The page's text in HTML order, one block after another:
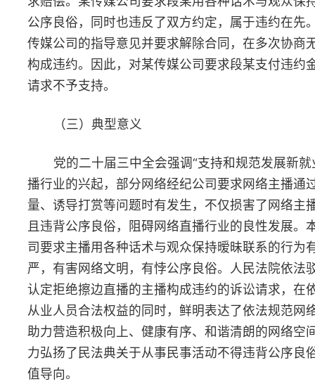
2021年7月，网络主播焦某多次在某科技有限公司运营的网络
台直播间虚构其带人解救受困母女的故事：小女孩“玲玲”和亲生母
被继母软禁，焦某多次直播带人前去解救“玲玲”母女。“玲玲”因每
继母喂食的不明药片，浑身无力，病情不断恶化，急需手术治疗。
某等人在山上找到了“玲玲”的生母，但“玲玲”生母因长期被隔绝在
中的房子，“玲玲”的继母“大美”住在该房子里，屋内堆放大量玉石
某要求玲玲继母“大美”出钱给玲玲看病，“大美”以钱财均押在玉石
为卖玉，所得货款用以支付“玲玲”医疗费用。直播间有人称愿意无
捐款给“玲玲”治病，焦某不同意接受捐款，向粉丝宣称“大美”家有
器，愿以低价将玉器出售回馈粉丝的爱心来筹集“玲玲”的医疗费用
病、筹款等内容，出于同情，为了筹集善款，于2021年7月8日至7
30日期间在直播间购买了玉手链、玉戒指、玉吊坠等33件商品，
价款合计10328.1元。后谢某发现焦某与故事涉及人员共同就餐庆
遂向某科技有限公司投诉举报，并向法院提起诉讼，请求判令某科
有限公司与焦某共同返还购物款10328.1元，共同赔偿购物款三倍
额。
（二）裁判结果
生效裁判认为，被告焦某在直播过程中，虚构“玲玲”、“大美”